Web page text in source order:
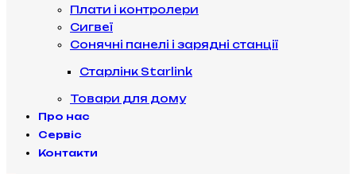
Плати і контролери
Сигвеї
Сонячні панелі і зарядні станції
Старлінк Starlink
Товари для дому
Про нас
Сервіс
Контакти